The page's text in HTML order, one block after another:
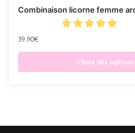
Combinaison licorne femme
39.90€
Choix des options